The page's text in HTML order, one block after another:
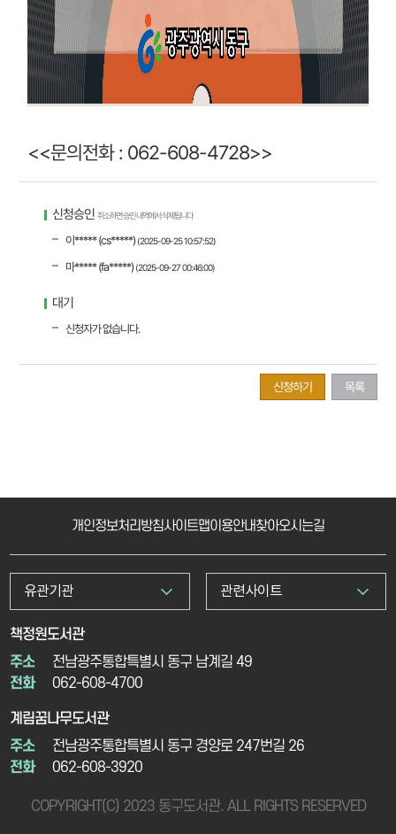
<<문의전화 : 062-608-4728>>
신청승인취소하면 승인 내역에서 삭제됩니다
이***** (cs*****)(2025-09-25 10:57:52)
마***** (fa*****)(2025-09-27 00:46:00)
대기
신청자가 없습니다.
신청하기 목록
개인정보처리방침사이트맵이용안내찾아오시는길
책정원도서관
주소
전남광주통합특별시 동구 남계길 49
전화
062-608-4700
계림꿈나무도서관
주소
전남광주통합특별시 동구 경양로 247번길 26
전화
062-608-3920
COPYRIGHT(C) 2023 동구도서관. ALL RIGHTS RESERVED
유관기관 관련사이트